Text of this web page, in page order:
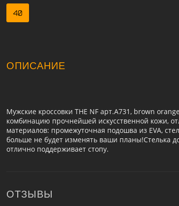
40
ОПИСАНИЕ
Мужские кроссовки THE NF арт.A731, brown
комбинацию прочнейшей искусственной кожи,
материалов: промежуточная подошва из EVA,
больше не будет изменять ваши планы!Стелька
отлично поддерживает стопу.
ОТЗЫВЫ